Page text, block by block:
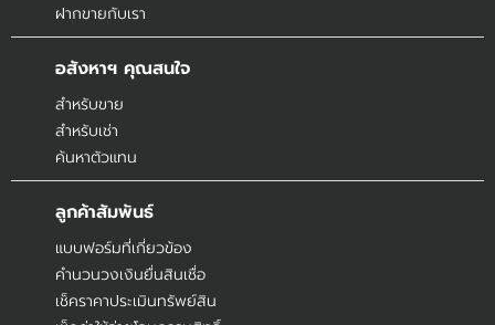
ฝากขายกับเรา
อสังหาฯ คุณสนใจ
สำหรับขาย
สำหรับเช่า
ค้นหาตัวแทน
ลูกค้าสัมพันธ์
แบบฟอร์มที่เกี่ยวข้อง
คำนวนวงเงินยื่นสินเชื่อ
เช็คราคาประเมินทรัพย์สิน